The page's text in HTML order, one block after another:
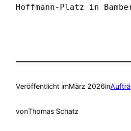
Hoffmann-Platz in
Veröffentlicht imMärz 2026in
vonThomas Schatz